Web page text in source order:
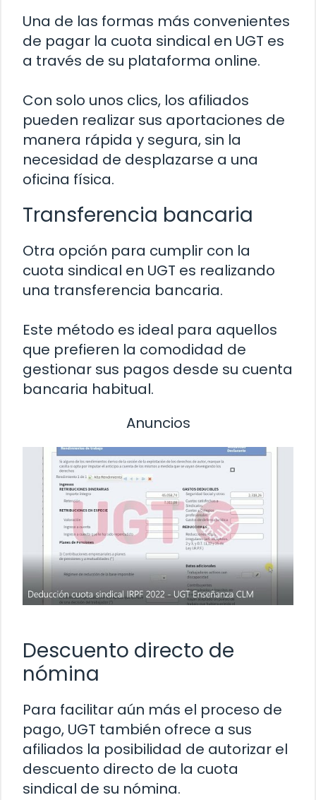
Una de las formas más convenientes
de pagar la cuota sindical en UGT es
a través de su plataforma online.
Con solo unos clics, los afiliados
pueden realizar sus aportaciones de
manera rápida y segura, sin la
necesidad de desplazarse a una
oficina física.
Transferencia bancaria
Otra opción para cumplir con la
cuota sindical en UGT es realizando
una transferencia bancaria.
Este método es ideal para aquellos
que prefieren la comodidad de
gestionar sus pagos desde su cuenta
bancaria habitual.
Anuncios
Descuento directo de
nómina
Para facilitar aún más el proceso de
pago, UGT también ofrece a sus
afiliados la posibilidad de autorizar el
descuento directo de la cuota
sindical de su nómina.